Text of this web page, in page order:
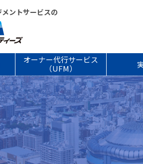
ントサービスの
オーナー代行サービス
（UFM）